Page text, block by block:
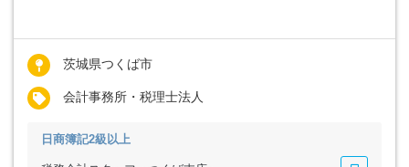
茨城県つくば市
会計事務所・税理士法人
日商簿記2級以上